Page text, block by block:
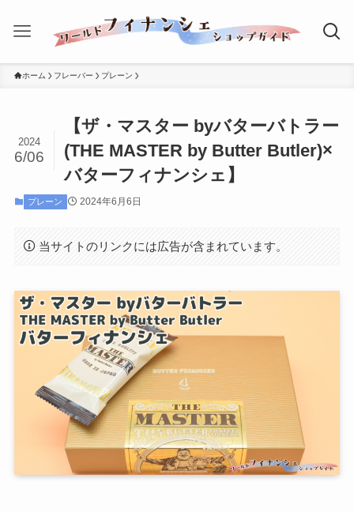
ホーム フレーバー プレーン
【ザ・マスター byバターバトラー
(THE MASTER by Butter Butler)×
バターフィナンシェ】
2024
6/06
プレーン 2024年6月6日
当サイトのリンクには広告が含まれています。